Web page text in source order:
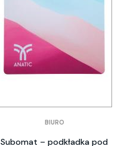
BIURO
Subomat – podkładka pod